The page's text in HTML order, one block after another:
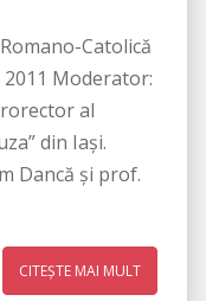
Catolică
Moderator:
al
din Iaşi.
Dancă și prof.
CITEȘTE MAI MULT